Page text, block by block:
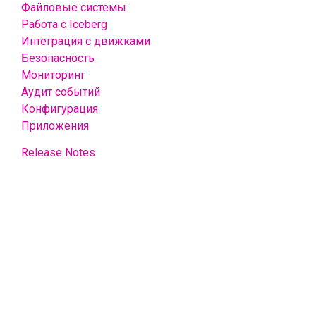
Файловые системы
Работа с Iceberg
Интеграция с движками
Безопасность
Мониторинг
Аудит событий
Конфигурация
Приложения
Release Notes